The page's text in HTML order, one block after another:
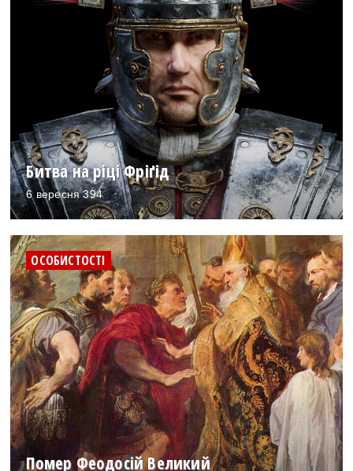
Битва на ріці Фріґід
6 вересня 394
ОСОБИСТОСТІ
Помер Феодосій Великий